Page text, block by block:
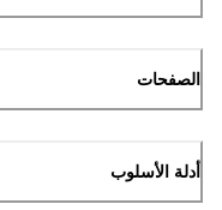
الصفحات
أدلة الأسلوب